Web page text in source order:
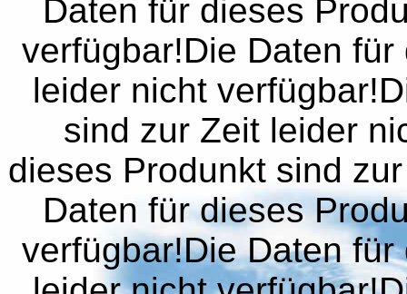
Daten für dieses
verfügbar!Die Daten
leider nicht
sind zur Zeit leider
dieses Produnkt sind
Daten für dieses
verfügbar!Die Daten